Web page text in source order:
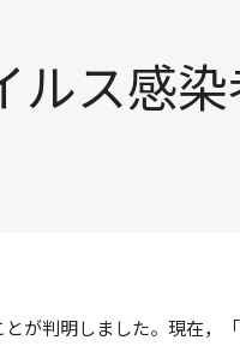
ス感
が判明しました。現在，